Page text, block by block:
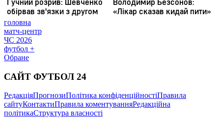
головна
матч-центр
ЧС 2026
футбол +
Обране
САЙТ ФУТБОЛ 24
РедакціяПрогнозиПолітика конфіденційностіПравила
сайтуКонтактиПравила коментуванняРедакційна
політикаСтруктура власності